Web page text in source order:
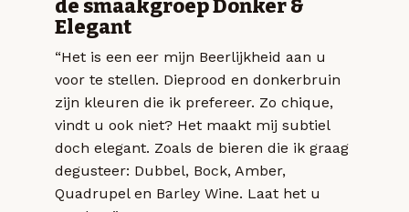
de smaakgroep Donker &
Elegant
“Het is een eer mijn Beerlijkheid aan u
voor te stellen. Dieprood en donkerbruin
zijn kleuren die ik prefereer. Zo chique,
vindt u ook niet? Het maakt mij subtiel
doch elegant. Zoals de bieren die ik graag
degusteer: Dubbel, Bock, Amber,
Quadrupel en Barley Wine. Laat het u